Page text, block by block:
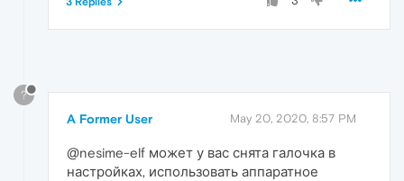
?
A Former User May 20, 2020, 8:57 PM
@nesime-elf может у вас снята галочка в
настройках, использовать аппаратное